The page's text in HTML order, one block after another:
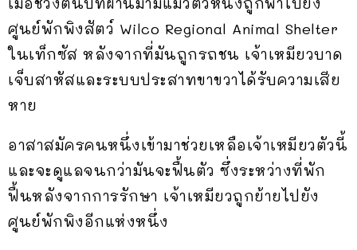
ศูนย์พักพิงสัตว์ Wilco Regional Animal Shelter
ในเท็กซัส หลังจากที่มันถูกรถชน เจ้าเหมียวบาด
เจ็บสาหัสและระบบประสาทขาขวาได้รับความเสีย
หาย
อาสาสมัครคนหนึ่งเข้ามาช่วยเหลือเจ้าเหมียวตัวนี้
และจะดูแลจนกว่ามันจะฟื้นตัว ซึ่งระหว่างที่พัก
ฟื้นหลังจากการรักษา เจ้าเหมียวถูกย้ายไปยัง
ศูนย์พักพิงอีกแห่งหนึ่ง